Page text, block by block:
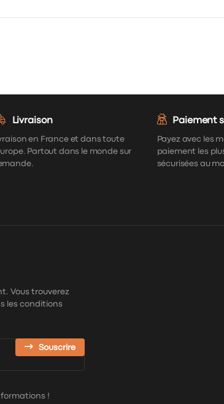
Livraison
en France et dans toute
Partout dans le monde sur
Paiement
Payez avec les
paiement les
sécurisées au
Vous trouverez
les conditions
Souscrire
!